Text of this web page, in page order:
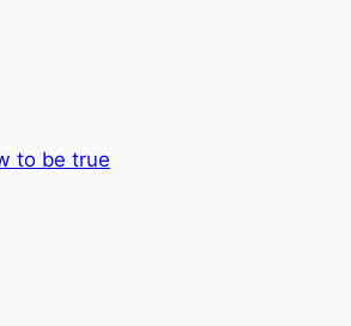
to be true